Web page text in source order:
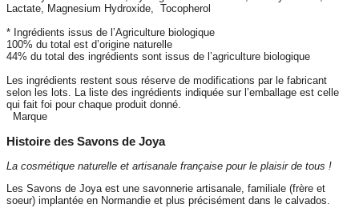
Lactate, Magnesium Hydroxide, Tocopherol
* Ingrédients issus de l’Agriculture biologique
100% du total est d’origine naturelle
44% du total des ingrédients sont issus de l’agriculture biologique
Les ingrédients restent sous réserve de modifications par le fabricant
selon les lots. La liste des ingrédients indiquée sur l’emballage est celle
qui fait foi pour chaque produit donné.
Marque
Histoire des Savons de Joya
La cosmétique naturelle et artisanale française pour le plaisir de tous !
Les Savons de Joya est une savonnerie artisanale, familiale (frère et
soeur) implantée en Normandie et plus précisément dans le calvados.